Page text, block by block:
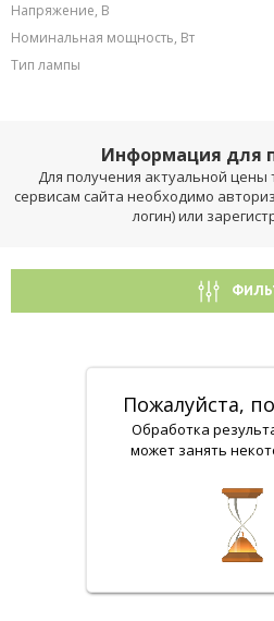
Напряжение, В
Номинальная мощность, Вт
Тип лампы
Информация для
Для получения актуальной цены
сервисам сайта необходимо
логин) или
Пожалуйста,
Обработка
может занять